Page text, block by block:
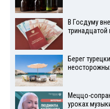
В Госдуму
тринадцатой
Берег
Меццо-
уроках